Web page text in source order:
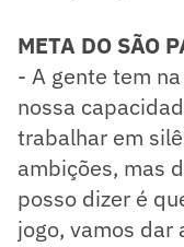
META DO SÃO
- A gente tem
nossa
trabalhar em
ambições, mas
posso dizer é
jogo, vamos dar